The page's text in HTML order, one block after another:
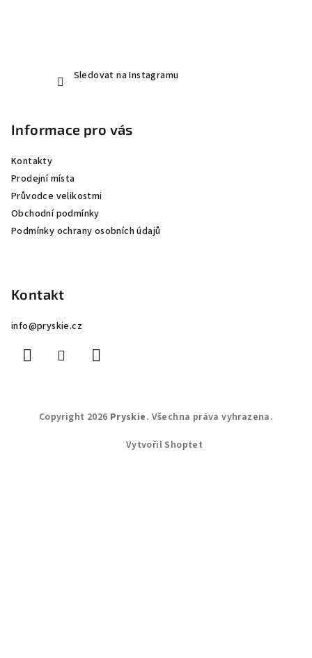
Sledovat na Instagramu
Informace pro vás
Kontakty
Prodejní místa
Průvodce velikostmi
Obchodní podmínky
Podmínky ochrany osobních údajů
Kontakt
info@pryskie.cz
Copyright 2026 Pryskie. Všechna práva vyhrazena.
Vytvořil Shoptet